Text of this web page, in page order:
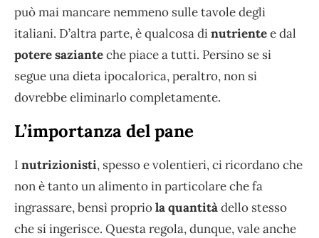
può mai mancare nemmeno sulle tavole degli
italiani. D’altra parte, è qualcosa dinutrientee dal
potere sazianteche piace a tutti. Persino se si
segue una dieta ipocalorica, peraltro, non si
dovrebbe eliminarlo completamente.
L’importanza del pane
I nutrizionisti, spesso e volentieri, ci ricordano che
non è tanto un alimento in particolare che fa
ingrassare, bensì propriola quantitàdello stesso
che si ingerisce. Questa regola, dunque, vale anche